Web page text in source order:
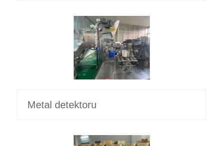
Metal detektoru